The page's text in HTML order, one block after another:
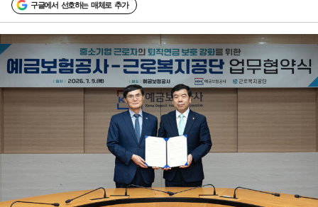
구글에서 선호하는 매체로 추가